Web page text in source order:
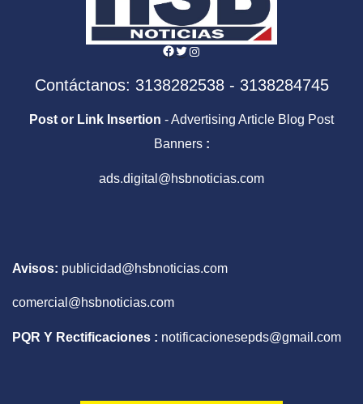
Facebook
Twitter
Instagram
Contáctanos: 3138282538 - 3138284745
Post or Link Insertion - Advertising Article Blog Post
Banners :
ads.digital@hsbnoticias.com
Avisos: publicidad@hsbnoticias.com
comercial@hsbnoticias.com
PQR Y Rectificaciones : notificacionesepds@gmail.com